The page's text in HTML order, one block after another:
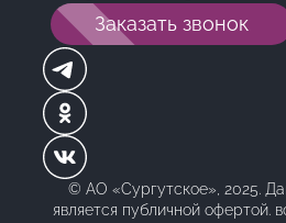
Заказать звонок
© АО «Сургутское», 2025.
является публичной офертой.